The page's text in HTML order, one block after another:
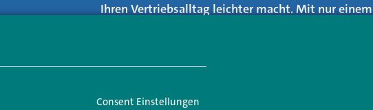
Ihren Vertriebsalltag leichter macht. Mit nur einem
Consent Einstellungen